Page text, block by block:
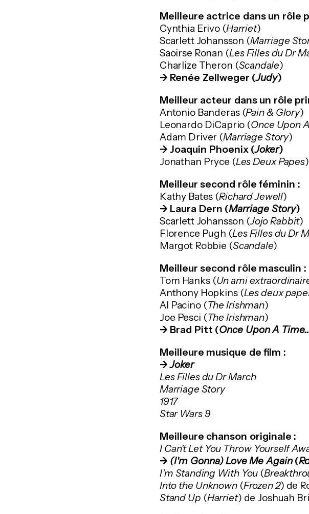
Meilleure actrice dans un rôle
Cynthia Erivo (Harriet)
Scarlett Johansson (Marriage
Saoirse Ronan (Les Filles du Dr
Charlize Theron (Scandale)
-> Renée Zellweger (Judy)
Meilleur acteur dans un rôle
Antonio Banderas (Pain & Glory)
Leonardo DiCaprio (Once Upon
Adam Driver (Marriage Story)
-> Joaquin Phoenix (Joker)
Jonathan Pryce (Les Deux Papes)
Meilleur second rôle féminin :
Kathy Bates (Richard Jewell)
-> Laura Dern (Marriage Story)
Scarlett Johansson (Jojo Rabbit)
Florence Pugh (Les Filles du Dr
Margot Robbie (Scandale)
Meilleur second rôle masculin :
Tom Hanks (Un ami
Anthony Hopkins (Les deux
Al Pacino (The Irishman)
Joe Pesci (The Irishman)
-> Brad Pitt (Once Upon A
Meilleure musique de film :
-> Joker
Les Filles du Dr March
Marriage Story
1917
Star Wars 9
Meilleure chanson originale :
I Can't Let You Throw Yourself
-> (I'm Gonna) Love Me Again(
I'm Standing With You (
Into the Unknown (Frozen 2) de
Stand Up (Harriet) de Joshuah